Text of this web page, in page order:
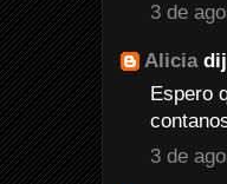
3 de
Alicia
Espero
3 de